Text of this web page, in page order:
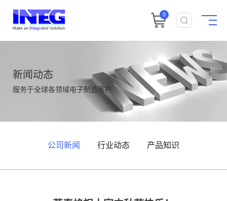
0
新闻动态
服务于全球各领域电子制造客户
公司新闻 行业动态 产品知识